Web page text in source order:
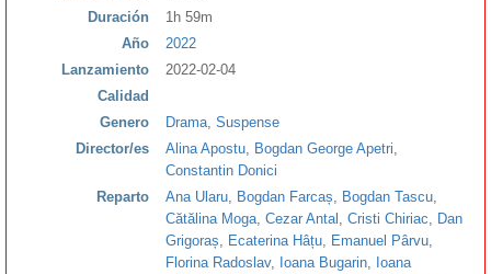
Duración
1h 59m
Año
2022
Lanzamiento
2022-02-04
Calidad
Genero
Drama Suspense
Director/es
Alina Apostu Bogdan George Apetri
Constantin Donici
Reparto
Ana Ularu Bogdan Farcaș Bogdan Tascu
Cătălina Moga Cezar Antal Cristi Chiriac
Dan
Grigoraș
Ecaterina Hâțu Emanuel Pârvu
Florina Radoslav, Ioana Bugarin
Ioana